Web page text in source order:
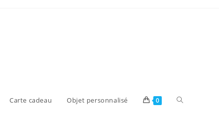
Carte cadeau Objet personnalisé 0 Toggle